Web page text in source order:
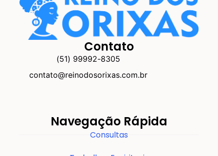
Contato
(51) 99992-8305
contato@reinodosorixas.com.br
Navegação Rápida
Consultas